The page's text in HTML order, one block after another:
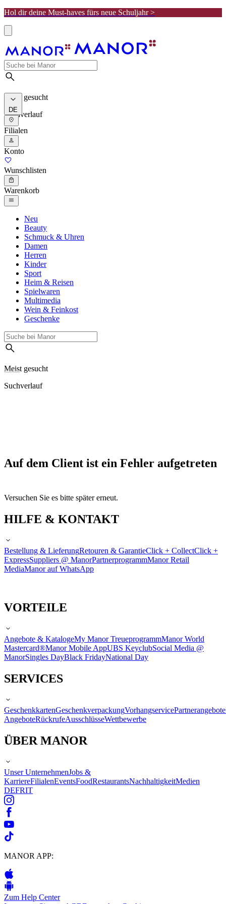
Hol dir deine Must-haves fürs neue Schuljahr >
Meist gesucht
Suchverlauf
DE
Filialen
Konto
Wunschlisten
Warenkorb
Neu
Beauty
Schmuck & Uhren
Damen
Herren
Kinder
Sport
Heim & Reisen
Spielwaren
Multimedia
Wein & Feinkost
Geschenke
Meist gesucht
Suchverlauf
Auf dem Client ist ein Fehler aufgetreten
Versuchen Sie es bitte später erneut.
HILFE & KONTAKT
Bestellung & LieferungRetouren & GarantieClick + CollectClick +
ExpressSuppliers @ ManorPartnerprogrammManor Retail
MediaManor auf WhatsApp
VORTEILE
Angebote & KatalogeMy Manor TreueprogrammManor World
Mastercard®Manor Mobile AppUBS KeyclubSocial Media @
ManorSingles DayBlack FridayNational Day
SERVICES
GeschenkkartenGeschenkverpackungVorhangservicePartnerangebote
AngeboteRückrufeAusschlüsseWettbewerbe
ÜBER MANOR
Unser UnternehmenJobs &
KarriereFilialenEventsFoodRestaurantsNachhaltigkeitMedien
DEFRIT
MANOR APP:
Zum Help Center